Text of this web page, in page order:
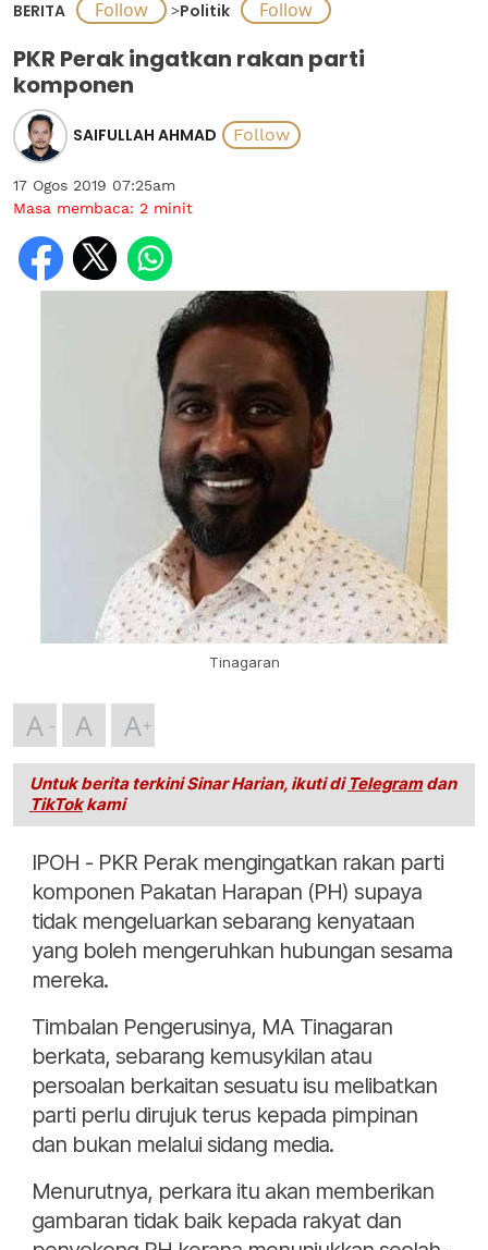
BERITA >Politik
PKR Perak ingatkan rakan parti
komponen
SAIFULLAH AHMAD
17 Ogos 2019 07:25am
Masa membaca: 2 minit
Tinagaran
A A A
Untuk berita terkini Sinar Harian, ikuti di Telegramdan
TikTokkami
IPOH - PKR Perak mengingatkan rakan parti
komponen Pakatan Harapan (PH) supaya
tidak mengeluarkan sebarang kenyataan
yang boleh mengeruhkan hubungan sesama
mereka.
Timbalan Pengerusinya, MA Tinagaran
berkata, sebarang kemusykilan atau
persoalan berkaitan sesuatu isu melibatkan
parti perlu dirujuk terus kepada pimpinan
dan bukan melalui sidang media.
Menurutnya, perkara itu akan memberikan
gambaran tidak baik kepada rakyat dan